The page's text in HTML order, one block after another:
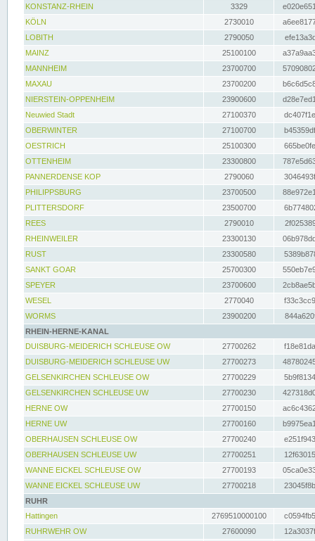
KONSTANZ-RHEIN
3329
KÖLN
2730010
LOBITH
2790050
MAINZ
25100100
MANNHEIM
23700700
MAXAU
23700200
NIERSTEIN-OPPENHEIM
23900600
Neuwied Stadt
27100370
OBERWINTER
27100700
OESTRICH
25100300
OTTENHEIM
23300800
PANNERDENSE KOP
2790060
PHILIPPSBURG
23700500
PLITTERSDORF
23500700
REES
2790010
RHEINWEILER
23300130
RUST
23300580
SANKT GOAR
25700300
SPEYER
23700600
WESEL
2770040
WORMS
23900200
RHEIN-HERNE-KANAL
DUISBURG-MEIDERICH SCHLEUSE OW
27700262
DUISBURG-MEIDERICH SCHLEUSE UW
27700273
GELSENKIRCHEN SCHLEUSE OW
27700229
GELSENKIRCHEN SCHLEUSE UW
27700230
HERNE OW
27700150
HERNE UW
27700160
OBERHAUSEN SCHLEUSE OW
27700240
OBERHAUSEN SCHLEUSE UW
27700251
WANNE EICKEL SCHLEUSE OW
27700193
WANNE EICKEL SCHLEUSE UW
27700218
RUHR
Hattingen
2769510000100
RUHRWEHR OW
27600090